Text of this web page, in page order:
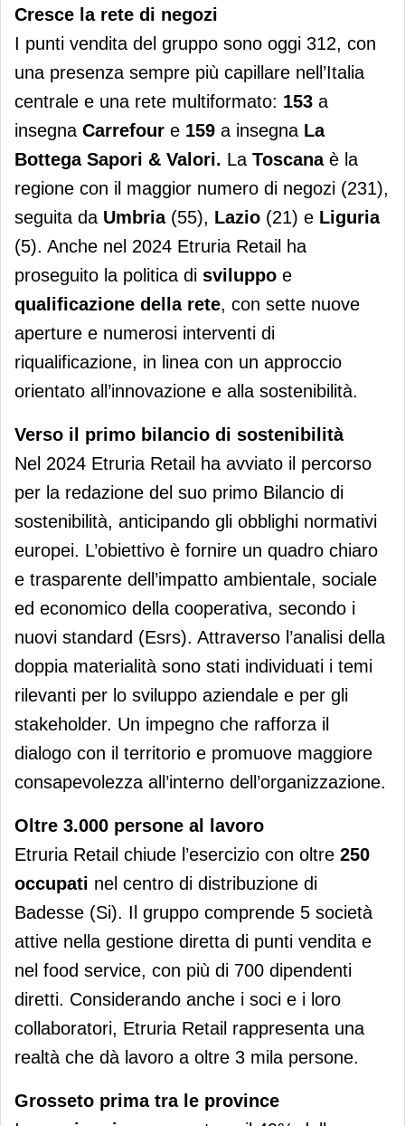
Cresce la rete di negozi
I punti vendita del gruppo sono oggi 312, con
una presenza sempre più capillare nell’Italia
centrale e una rete multiformato: 153 a
insegna Carrefour e 159 a insegna La
Bottega Sapori & Valori. La Toscanaè la
regione con il maggior numero di negozi (231),
seguita da Umbria(55), Lazio (21) e Liguria
(5). Anche nel 2024 Etruria Retail ha
proseguito la politica di sviluppo e
qualificazione della rete, con sette nuove
aperture e numerosi interventi di
riqualificazione, in linea con un approccio
orientato all’innovazione e alla sostenibilità.
Verso il primo bilancio di sostenibilità
Nel 2024 Etruria Retail ha avviato il percorso
per la redazione del suo primo Bilancio di
sostenibilità, anticipando gli obblighi normativi
europei. L’obiettivo è fornire un quadro chiaro
e trasparente dell’impatto ambientale, sociale
ed economico della cooperativa, secondo i
nuovi standard (Esrs). Attraverso l’analisi della
doppia materialità sono stati individuati i temi
rilevanti per lo sviluppo aziendale e per gli
stakeholder. Un impegno che rafforza il
dialogo con il territorio e promuove maggiore
consapevolezza all’interno dell’organizzazione.
Oltre 3.000 persone al lavoro
Etruria Retail chiude l’esercizio con oltre 250
occupati nel centro di distribuzione di
Badesse (Si). Il gruppo comprende 5 società
attive nella gestione diretta di punti vendita e
nel food service, con più di 700 dipendenti
diretti. Considerando anche i soci e i loro
collaboratori, Etruria Retail rappresenta una
realtà che dà lavoro a oltre 3 mila persone.
Grosseto prima tra le province